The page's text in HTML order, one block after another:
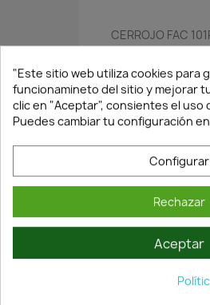
CERROJO FAC
En
"Este sitio web utiliza cookies para
funcionamineto del sitio y mejorar
clic en "Aceptar", consientes el uso
Puedes cambiar tu configuración
Configurar
Rechazar
Aceptar